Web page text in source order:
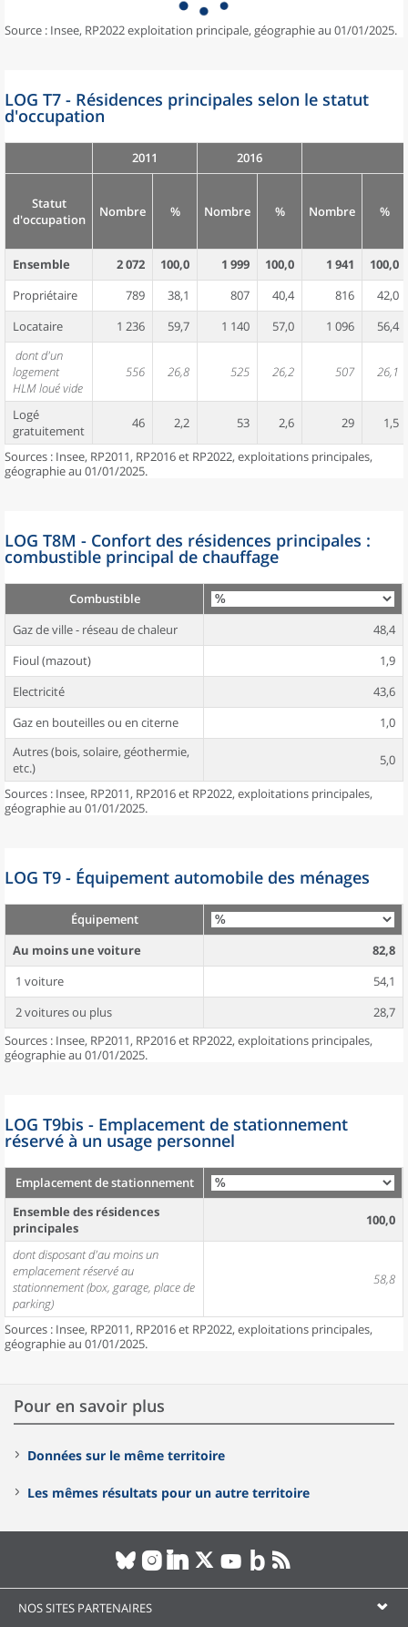
Source : Insee, RP2022 exploitation principale, géographie au 01/01/2025.
LOG T7 - Résidences principales selon le statut
d'occupation
2011 2016
Statut
d'occupation
Nombre % Nombre % Nombre %
Ensemble 2 072 100,0 1 999 100,0 1 941
100,0
Propriétaire
789 38,1 807 40,4 816
42,0
Locataire
1 236 59,7 1 140 57,0 1 096
56,4
dont d'un
logement
HLM loué vide
556 26,8 525 26,2 507 26,1
Logé
gratuitement
46 2,2 53 2,6 29 1,5
Sources : Insee, RP2011, RP2016 et RP2022, exploitations principales,
géographie au 01/01/2025.
LOG T8M - Confort des résidences principales :
combustible principal de chauffage
Combustible
Gaz de ville - réseau de chaleur
48,4
Fioul (mazout)
1,9
Electricité
43,6
Gaz en bouteilles ou en citerne
1,0
Autres (bois, solaire, géothermie,
etc.)
5,0
Sources : Insee, RP2011, RP2016 et RP2022, exploitations principales,
géographie au 01/01/2025.
LOG T9 - Équipement automobile des ménages
Équipement
Au moins une voiture
82,8
1 voiture
54,1
2 voitures ou plus
28,7
Sources : Insee, RP2011, RP2016 et RP2022, exploitations principales,
géographie au 01/01/2025.
LOG T9bis - Emplacement de stationnement
réservé à un usage personnel
Emplacement de stationnement
Ensemble des résidences
principales
100,0
dont disposant d'au moins un
emplacement réservé au
stationnement (box, garage, place de
parking)
58,8
Sources : Insee, RP2011, RP2016 et RP2022, exploitations principales,
géographie au 01/01/2025.
Pour en savoir plus
Données sur le même territoire
Les mêmes résultats pour un autre territoire
NOS SITES PARTENAIRES